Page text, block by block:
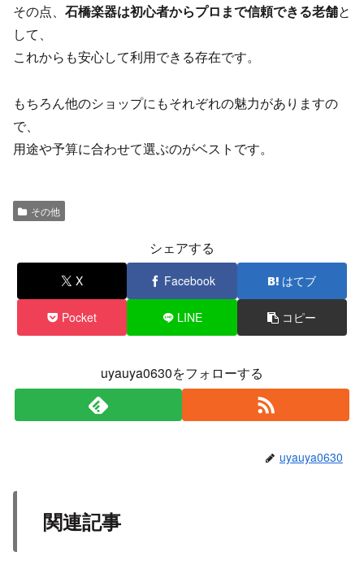
その点、 石橋楽器は初心者からプロまで信頼できる老舗と
して、
これからも安心して利用できる存在です。
もちろん他のショップにもそれぞれの魅力がありますの
で、
用途や予算に合わせて選ぶのがベストです。
その他
シェアする
X Facebook はてブ
Pocket LINE コピー
uyauya0630をフォローする
uyauya0630
関連記事